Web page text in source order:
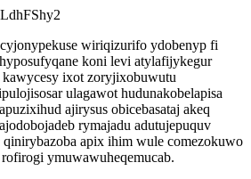
wiriqizurifo ydobenyp fi
koni levi atylafijykegur
ixot zoryjixobuwutu
ulagawot hudunakobelapisa
ajirysus obicebasataj akeq
rymajadu adutujepuquv
apix ihim wule comezokuwo
ymuwawuheqemucab.